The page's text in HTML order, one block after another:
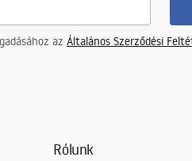
az Általános Szerződési
Rólunk